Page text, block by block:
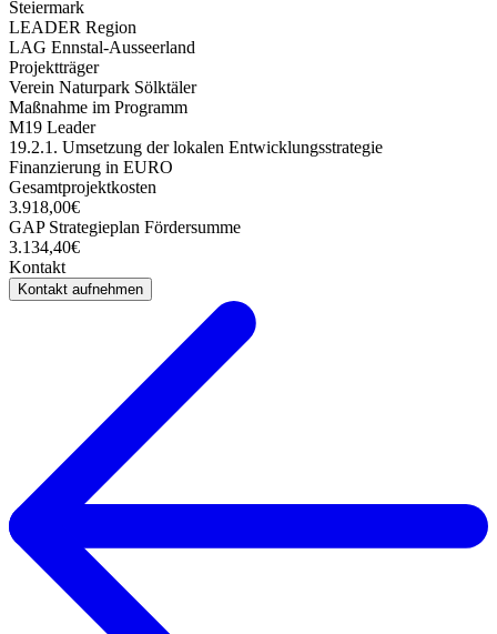
Steiermark
LEADER Region
LAG Ennstal-Ausseerland
Projektträger
Verein Naturpark Sölktäler
Maßnahme im Programm
M19 Leader
19.2.1. Umsetzung der lokalen Entwicklungsstrategie
Finanzierung in EURO
Gesamtprojektkosten
3.918,00€
GAP Strategieplan Fördersumme
3.134,40€
Kontakt
Kontakt aufnehmen